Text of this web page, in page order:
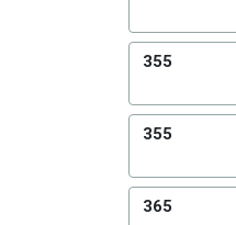
355
355
365